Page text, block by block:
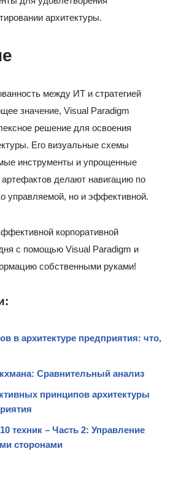
архитектуры.
между ИТ и стратегией
значение, Visual Paradigm
решение для освоения
Его визуальные схемы
инструменты и упрощенные
делают навигацию по
управляемой, но и эффективной.
корпоративной
с помощью Visual Paradigm и
собственными руками!
в архитектуре предприятия: что,
Сравнительный анализ
принципов архитектуры
техник – Часть 2: Управление
сторонами